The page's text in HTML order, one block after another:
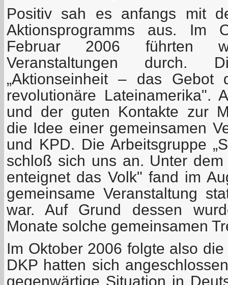
Positiv sah es anfangs mit
Aktionsprogramms aus. Im
Februar 2006 führten
Veranstaltungen durch.
„Aktionseinheit – das Gebot
revolutionäre Lateinamerika".
und der guten Kontakte zur
die Idee einer gemeinsamen
und KPD. Die Arbeitsgruppe
schloß sich uns an. Unter dem
enteignet das Volk" fand im
gemeinsame Veranstaltung
war. Auf Grund dessen
Monate solche gemeinsamen
Im Oktober 2006 folgte also
DKP hatten sich
gegenwärtige Situation in